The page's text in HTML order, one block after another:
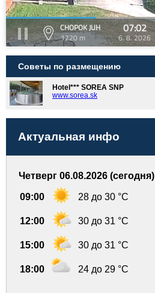
CHOPOK JUH
1220 m
07:02
6. 8. 2026
Советы по размещению
Hotel*** SOREA SNP
www.sorea.sk
Актуальная инфо
Четверг 06.08.2026 (сегодня)
09:00 28 до 30 °C
12:00 30 до 31 °C
15:00 30 до 31 °C
18:00 24 до 29 °C